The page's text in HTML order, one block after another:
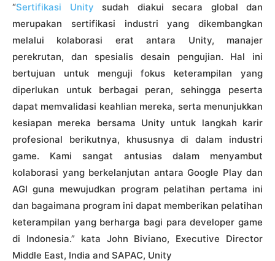
“Sertifikasi Unity sudah diakui secara global dan
merupakan sertifikasi industri yang dikembangkan
melalui kolaborasi erat antara Unity, manajer
perekrutan, dan spesialis desain pengujian. Hal ini
bertujuan untuk menguji fokus keterampilan yang
diperlukan untuk berbagai peran, sehingga peserta
dapat memvalidasi keahlian mereka, serta menunjukkan
kesiapan mereka bersama Unity untuk langkah karir
profesional berikutnya, khususnya di dalam industri
game. Kami sangat antusias dalam menyambut
kolaborasi yang berkelanjutan antara Google Play dan
AGI guna mewujudkan program pelatihan pertama ini
dan bagaimana program ini dapat memberikan pelatihan
keterampilan yang berharga bagi para developer game
di Indonesia.” kata John Biviano, Executive Director
Middle East, India and SAPAC, Unity